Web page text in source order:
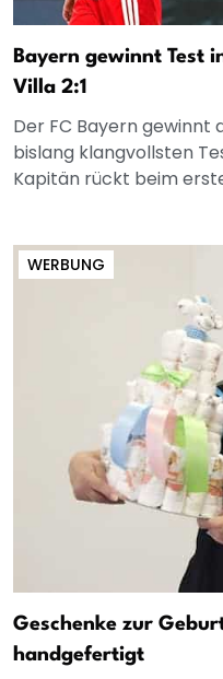
Bayern gewinnt Test
Villa 2:1
Der FC Bayern gewinnt
bislang klangvollsten
Kapitän rückt beim
WERBUNG
Geschenke zur
handgefertigt